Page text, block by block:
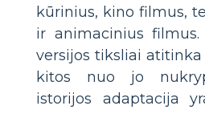
kūrinius, kino filmus,
ir animacinius
versijos tiksliai
kitos nuo jo
istorijos adaptacija